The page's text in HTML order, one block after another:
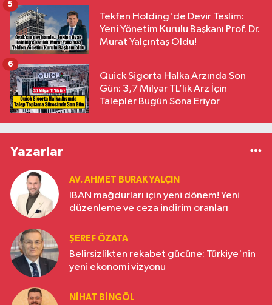
Tekfen Holding'de Devir Teslim:
Yeni Yönetim Kurulu Başkanı Prof. Dr.
Murat Yalçıntaş Oldu!
5
Quick Sigorta Halka Arzında Son
Gün: 3,7 Milyar TL’lik Arz İçin
Talepler Bugün Sona Eriyor
6
Yazarlar
AV. AHMET BURAK YALÇIN
IBAN mağdurları için yeni dönem! Yeni
düzenleme ve ceza indirim oranları
ŞEREF ÖZATA
Belirsizlikten rekabet gücüne: Türkiye'nin
yeni ekonomi vizyonu
NIHAT BINGÖL